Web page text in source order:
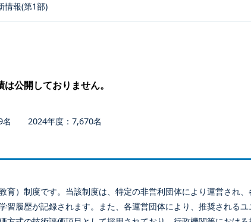
情報(第1部)
公開しておりません。
2024年度：7,670名
）制度です。当該制度は、特定の非営利団体により運営され、
履歴が記録されます。また、各運営団体により、推奨されるユ